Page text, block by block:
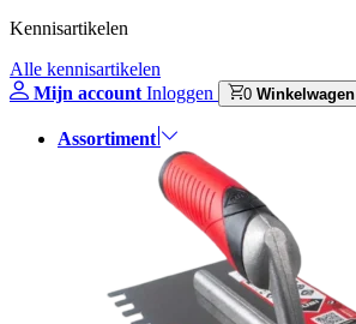
Kennisartikelen
Alle kennisartikelen
Mijn account Inloggen 0 Winkelwagen
Assortiment